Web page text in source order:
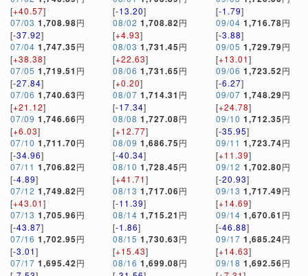
[+40.57]
07/03 1,708.98円
[-37.92]
07/04 1,747.35円
[+38.38]
07/05 1,719.51 円
[-27.84]
07/06 1,740.63円
[+21.12]
07/09 1,746.66円
[+6.03]
07/10 1,711.70円
[-34.96]
07/11 1,706.82円
[-4.89]
07/12 1,749.82円
[+43.01]
07/13 1,705.96円
[-43.87]
07/16 1,702.95円
[-3.01]
07/17 1,695.42円
[-13.20]
08/02 1,708.82円
[+4.93]
08/03 1,731.45円
[+22.63]
08/06 1,731.65円
[+0.20]
08/07 1,714.31 円
[-17.34]
08/08 1,727.08円
[+12.77]
08/09 1,686.75円
[-40.34]
08/10 1,728.45円
[+41.71]
08/13 1,717.06円
[-11.39]
08/14 1,715.21 円
[-1.86]
08/15 1,730.63円
[+15.43]
08/16 1,699.08円
[-1.79]
09/04 1,716.78円
[-3.88]
09/05 1,729.79円
[+13.01]
09/06 1,723.52円
[-6.27]
09/07 1,748.29円
[+24.78]
09/10 1,712.35円
[-35.95]
09/11 1,723.74円
[+11.39]
09/12 1,702.80円
[-20.93]
09/13 1,717.49円
[+14.69]
09/14 1,670.61 円
[-46.88]
09/17 1,685.24円
[+14.63]
09/18 1,692.56円